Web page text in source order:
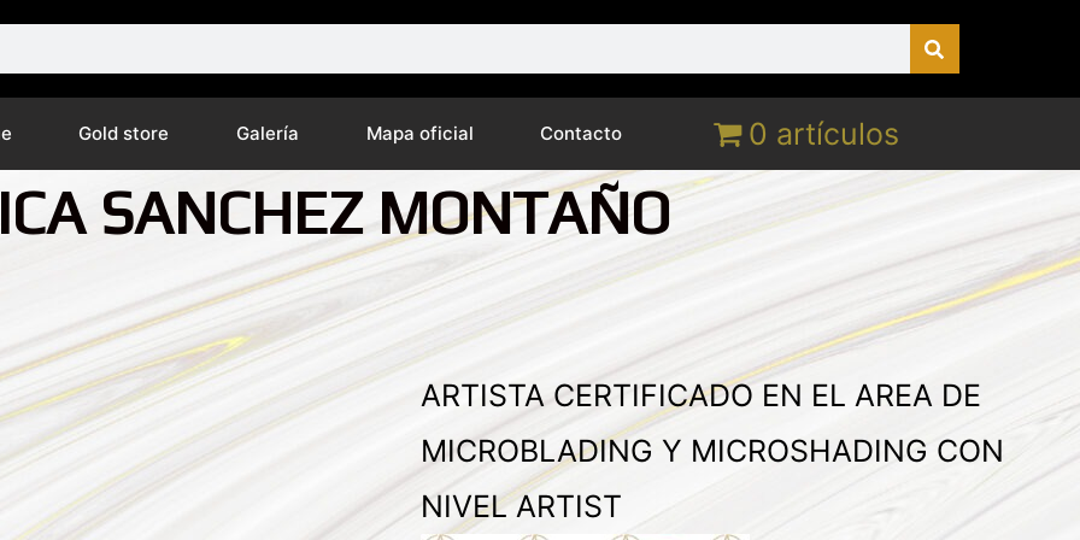
Gold store Galería Mapa oficial Contacto 0 artículos
SANCHEZ MONTAÑO
ARTISTA CERTIFICADO EN EL AREA DE
MICROBLADING Y MICROSHADING CON
NIVEL ARTIST